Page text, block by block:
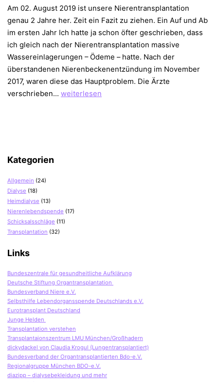
Am 02. August 2019 ist unsere Nierentransplantation
genau 2 Jahre her. Zeit ein Fazit zu ziehen. Ein Auf und Ab
im ersten Jahr Ich hatte ja schon öfter geschrieben, dass
ich gleich nach der Nierentransplantation massive
Wassereinlagerungen – Ödeme – hatte. Nach der
überstandenen Nierenbeckenentzündung im November
2017, waren diese das Hauptproblem. Die Ärzte
verschrieben… 2
weiterlesen
Kategorien
Allgemein (24)
Dialyse (18)
Heimdialyse (13)
Nierenlebendspende (17)
Schicksalsschläge (11)
Transplantation (32)
Links
Bundeszentrale für gesundheitliche Aufklärung
Deutsche Stiftung Organtransplantation
Bundesverband Niere e.V.
Selbsthilfe Lebendorgansspende Deutschlands e.V.
Eurotransplant Deutschland
Junge Helden
Transplantation verstehen
Transplantaionszentrum LMU München/Großhadern
dickydackel von Claudia Krogul (Lungentransplantiert)
Bundesverband der Organtransplantierten Bdo-e.V.
Regionalgruppe München BDO-e.V.
diazipp – dialysebekleidung und mehr